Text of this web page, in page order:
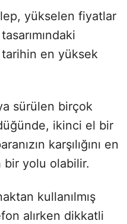
yükselen fiyatlar
en yüksek
sürülen birçok
ikinci el bir
karşılığını en
yolu olabilir.
kullanılmış
alırken dikkatli